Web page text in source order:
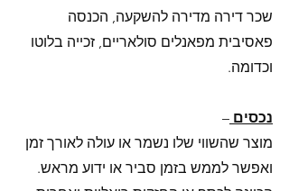
שכר דירה מדירה להשקעה, הכנסה
פאסיבית מפאנלים סולאריים, זכייה בלוטו
וכדומה.
נכסים –
מוצר שהשווי שלו נשמר או עולה לאורך זמן
ואפשר לממש בזמן סביר או ידוע מראש.